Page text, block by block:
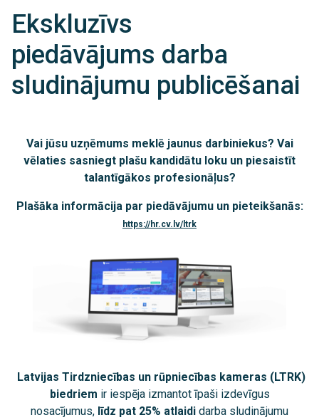
Ekskluzīvs
piedāvājums darba
sludinājumu publicēšanai
Vai jūsu uzņēmums meklē jaunus darbiniekus? Vai
vēlaties sasniegt plašu kandidātu loku un piesaistīt
talantīgākos profesionāļus?
Plašāka informācija par piedāvājumu un pieteikšanās:
https://hr.cv.lv/ltrk
Latvijas Tirdzniecības un rūpniecības kameras (LTRK)
biedriem ir iespēja izmantot īpaši izdevīgus
nosacījumus, līdz pat 25% atlaidi darba sludinājumu